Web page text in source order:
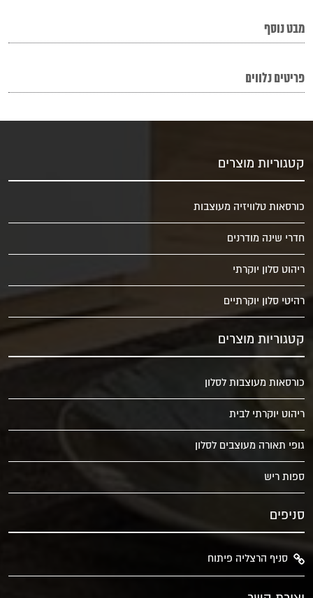
מבט נוסף
פריטים נלווים
קטגוריות מוצרים
כורסאות טלוויזיה מעוצבות
חדרי שינה מודרנים
ריהוט סלון יוקרתי
רהיטי סלון יוקרתיים
קטגוריות מוצרים
כורסאות מעוצבות לסלון
ריהוט יוקרתי לבית
גופי תאורה מעוצבים לסלון
ספות ריש
סניפים
סניף הרצליה פיתוח